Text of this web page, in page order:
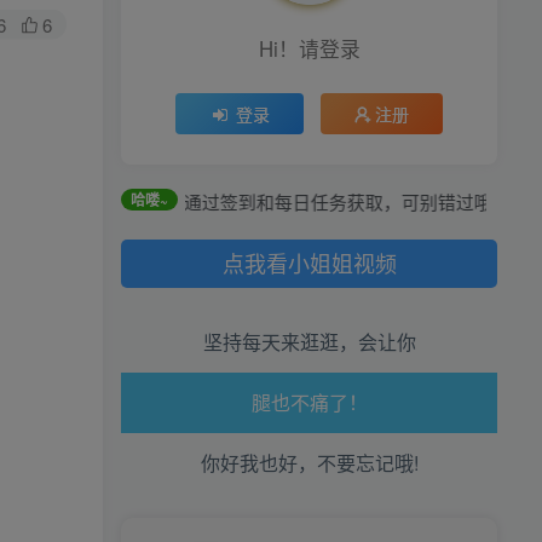
6
Hi！请登录
登录 注册
哈喽~
站积分可通过签到和每日任务获取，可别错过哦！
点我看小姐姐视频
坚持每天来逛逛，会让你
生活也美好了！
心情也舒畅了！
走路也有劲了！
腿也不痛了！
你好我也好，不要忘记哦!